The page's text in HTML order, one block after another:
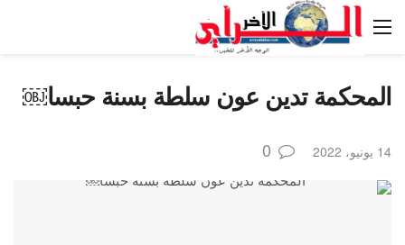
المحكمة تدين عون سلطة بسنة حبسا￼
14 يونيو، 2022 0